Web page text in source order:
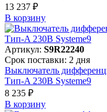
13 237 ₽
В корзинy
Артикул: S9R22240
Срок поставки: 2 дня
Выключатель
Тип-A 230В Systeme9
8 235 ₽
В корзинy